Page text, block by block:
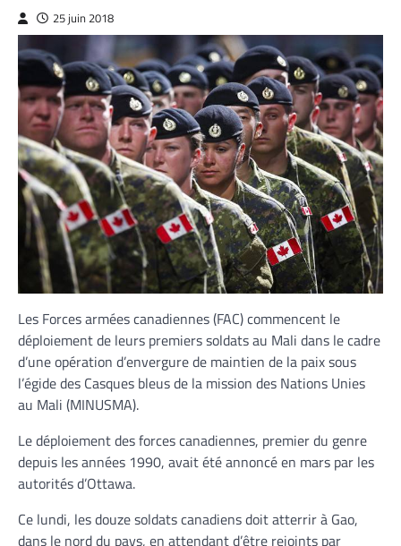
25 juin 2018
Les Forces armées canadiennes (FAC) commencent le
déploiement de leurs premiers soldats au Mali dans le cadre
d’une opération d’envergure de maintien de la paix sous
l’égide des Casques bleus de la mission des Nations Unies
au Mali (MINUSMA).
Le déploiement des forces canadiennes, premier du genre
depuis les années 1990, avait été annoncé en mars par les
autorités d’Ottawa.
Ce lundi, les douze soldats canadiens doit atterrir à Gao,
dans le nord du pays, en attendant d’être rejoints par